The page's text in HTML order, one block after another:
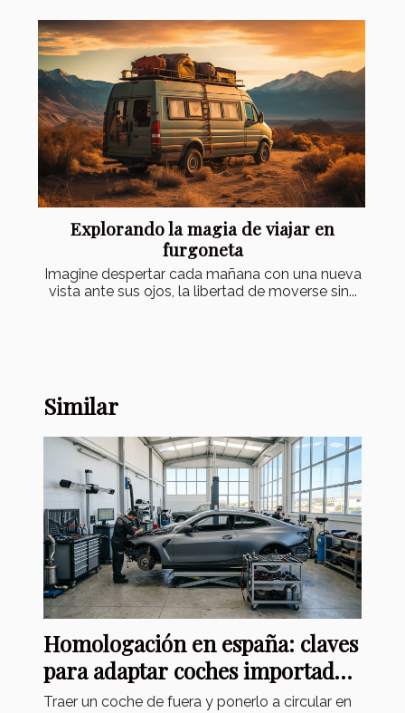
Explorando la magia de viajar en
furgoneta
Imagine despertar cada mañana con una nueva
vista ante sus ojos, la libertad de moverse sin...
Similar
Homologación en españa: claves
para adaptar coches importados
sin dolores de cabeza
Traer un coche de fuera y ponerlo a circular en